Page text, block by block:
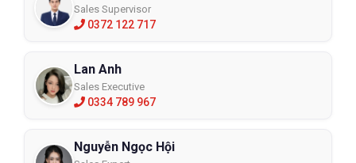
Sales Supervisor
0372 122 717
Lan Anh
Sales Executive
0334 789 967
Nguyễn Ngọc Hội